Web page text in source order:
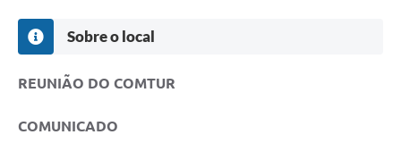
Sobre o local
REUNIÃO DO COMTUR
COMUNICADO